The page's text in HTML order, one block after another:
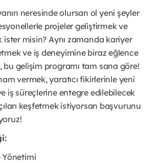
neresinde olursan ol yeni şeyler
projeler geliştirmek ve
misin? Aynı zamanda kariyer
ve iş deneyimine biraz eğlence
bu gelişim programı tam sana göre!
vermek, yaratıcı fikirlerinle yeni
iş süreçlerine entegre edilebilecek
keşfetmek istiyorsan başvurunu
Yönetimi